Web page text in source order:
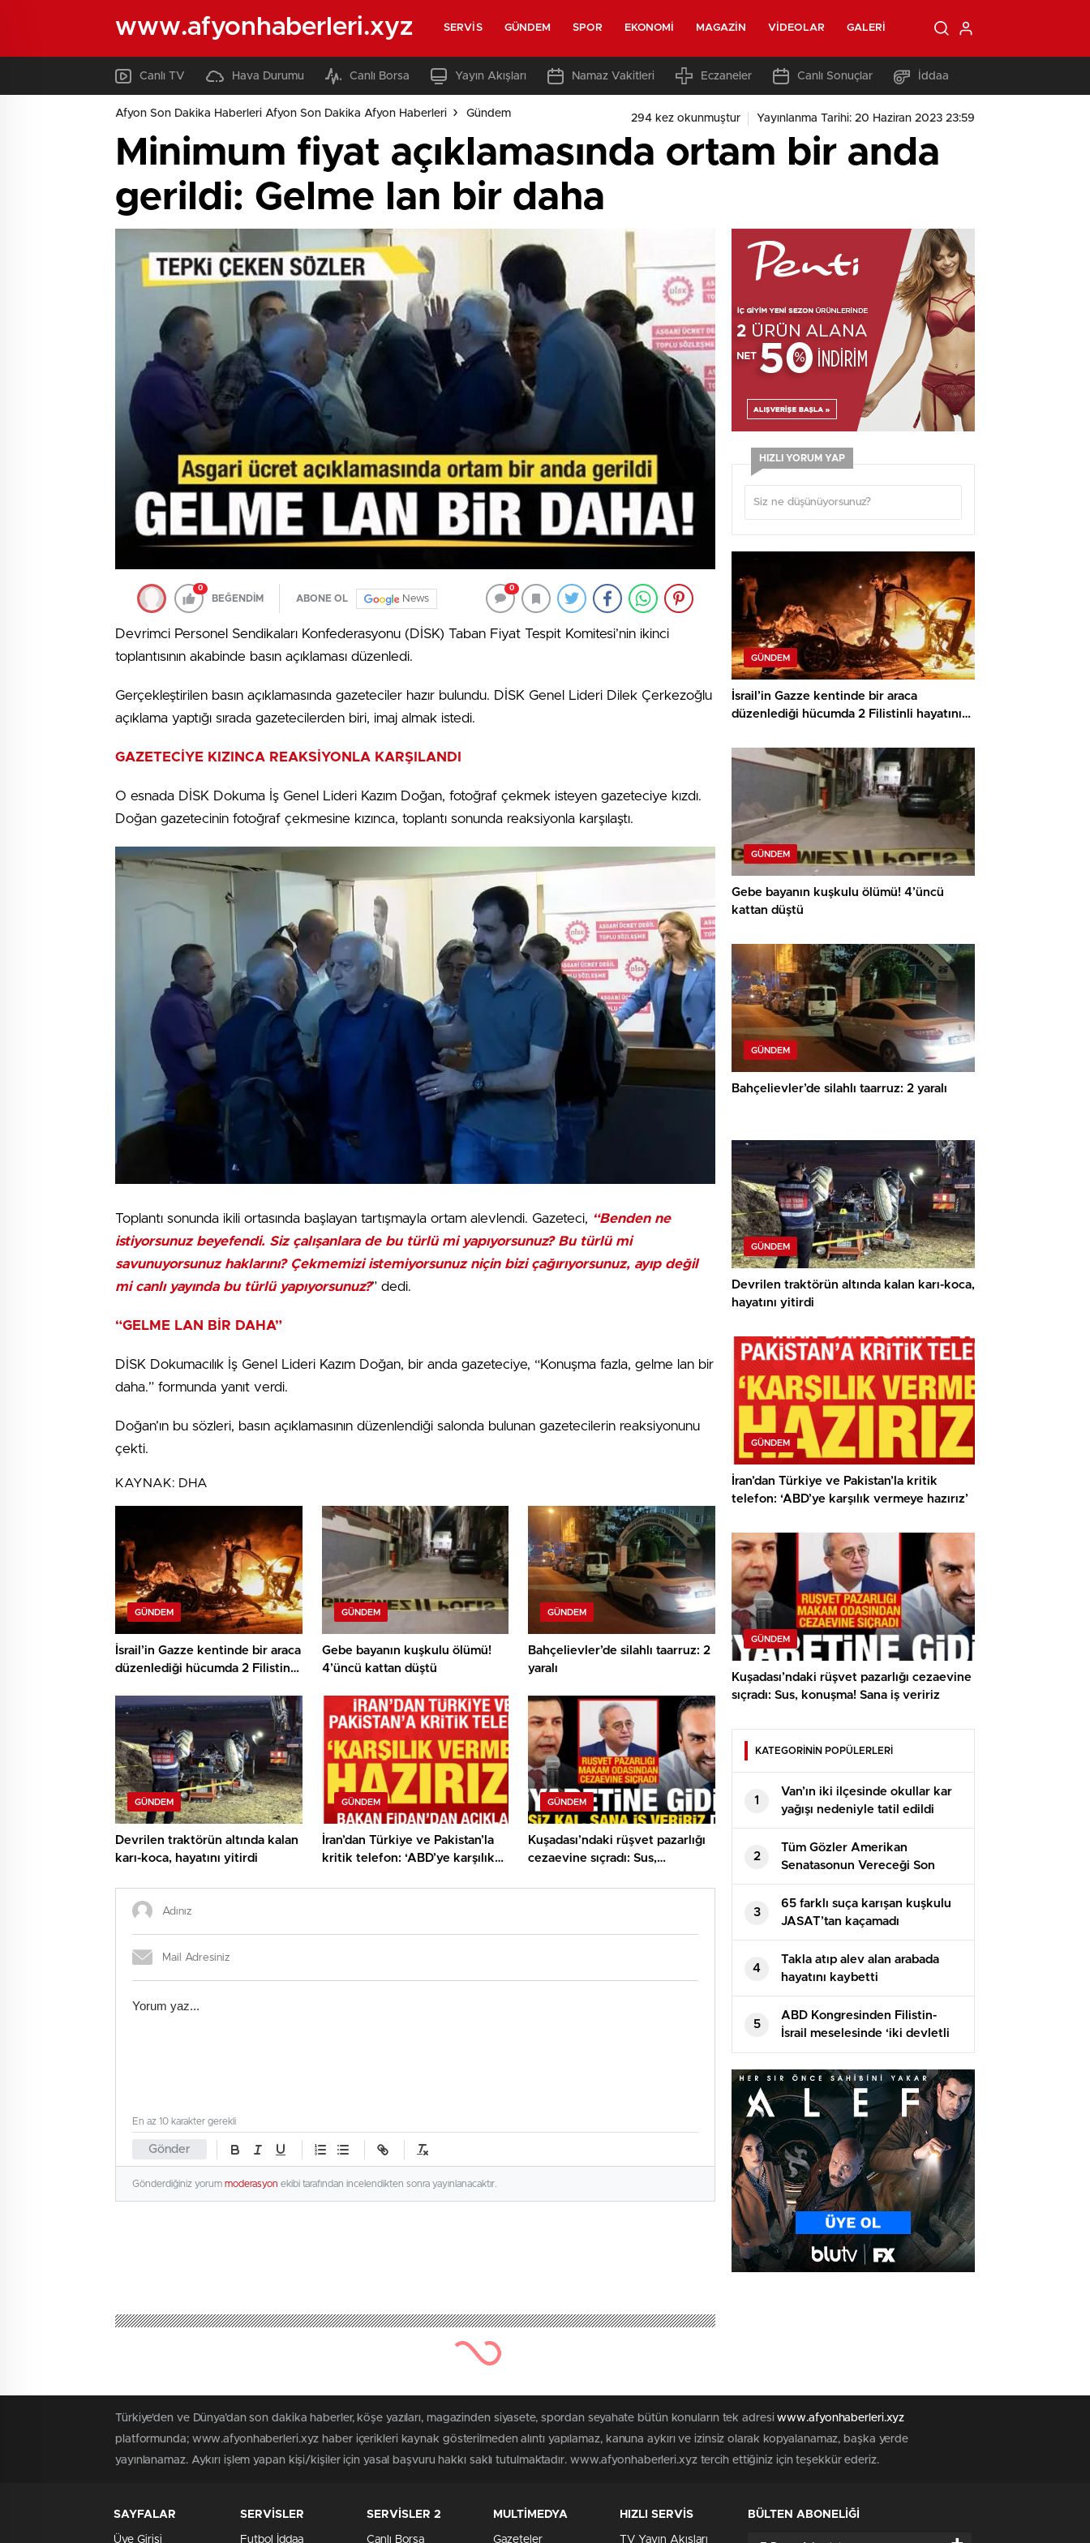
www.afyonhaberleri.xyz SERVIS GÜNDEM SPOR EKONOMI MAGAZIN VIDEOLAR GALERI
Canlı TV Hava Durumu Canlı Borsa Yayın Akışları Namaz Vakitleri Eczaneler Canlı Sonuçlar İddaa
Afyon Son Dakika Haberleri Afyon Son Dakika Afyon Haberleri Gündem 294 kez okunmuştur Yayınlanma Tarihi: 20 Haziran 2023 23:59
Minimum fiyat açıklamasında ortam bir anda
gerildi: Gelme lan bir daha
0
BEĞENDİM ABONE OL News
0
Devrimci Personel Sendikaları Konfederasyonu (DİSK) Taban Fiyat Tespit Komitesi’nin ikinci
toplantısının akabinde basın açıklaması düzenledi.
Gerçekleştirilen basın açıklamasında gazeteciler hazır bulundu. DİSK Genel Lideri Dilek Çerkezoğlu
açıklama yaptığı sırada gazetecilerden biri, imaj almak istedi.
GAZETECİYE KIZINCA REAKSİYONLA KARŞILANDI
O esnada DİSK Dokuma İş Genel Lideri Kazım Doğan, fotoğraf çekmek isteyen gazeteciye kızdı.
Doğan gazetecinin fotoğraf çekmesine kızınca, toplantı sonunda reaksiyonla karşılaştı.
Toplantı sonunda ikili ortasında başlayan tartışmayla ortam alevlendi. Gazeteci, “Benden ne
istiyorsunuz beyefendi. Siz çalışanlara de bu türlü mi yapıyorsunuz? Bu türlü mi
savunuyorsunuz haklarını? Çekmemizi istemiyorsunuz niçin bizi çağırıyorsunuz, ayıp değil
mi canlı yayında bu türlü yapıyorsunuz?” dedi.
“GELME LAN BİR DAHA”
DİSK Dokumacılık İş Genel Lideri Kazım Doğan, bir anda gazeteciye, “Konuşma fazla, gelme lan bir
daha.” formunda yanıt verdi.
Doğan’ın bu sözleri, basın açıklamasının düzenlendiği salonda bulunan gazetecilerin reaksiyonunu
çekti.
KAYNAK: DHA
GÜNDEM
İsrail’in Gazze kentinde bir araca
düzenlediği hücumda 2 Filistinli
GÜNDEM
Gebe bayanın kuşkulu ölümü!
4’üncü kattan düştü
GÜNDEM
Bahçelievler’de silahlı taarruz: 2
yaralı
GÜNDEM
Devrilen traktörün altında kalan
karı-koca, hayatını yitirdi
GÜNDEM
İran’dan Türkiye ve Pakistan’la
kritik telefon: ‘ABD’ye karşılık
GÜNDEM
Kuşadası’ndaki rüşvet pazarlığı
cezaevine sıçradı: Sus,
Gönder
En az 10 karakter gerekli
Gönderdiğiniz yorum moderasyon ekibi tarafından incelendikten sonra yayınlanacaktır.
HIZLI YORUM YAP
GÜNDEM
İsrail’in Gazze kentinde bir araca
düzenlediği hücumda 2 Filistinli hayatını
GÜNDEM
Gebe bayanın kuşkulu ölümü! 4’üncü
kattan düştü
GÜNDEM
Bahçelievler’de silahlı taarruz: 2 yaralı
GÜNDEM
Devrilen traktörün altında kalan karı-koca,
hayatını yitirdi
GÜNDEM
İran’dan Türkiye ve Pakistan’la kritik
telefon: ‘ABD’ye karşılık vermeye hazırız’
GÜNDEM
Kuşadası’ndaki rüşvet pazarlığı cezaevine
sıçradı: Sus, konuşma! Sana iş veririz
KATEGORİNİN POPÜLERLERİ
1
Van’ın iki ilçesinde okullar kar
yağışı nedeniyle tatil edildi
2
Tüm Gözler Amerikan
Senatasonun Vereceği Son
Kararda
3
65 farklı suça karışan kuşkulu
JASAT’tan kaçamadı
4
Takla atıp alev alan arabada
hayatını kaybetti
5
ABD Kongresinden Filistin-
İsrail meselesinde ‘iki devletli
çözüme’ destek
Türkiye'den ve Dünya’dan son dakika haberler, köşe yazıları, magazinden siyasete, spordan seyahate bütün konuların tek adresiwww.afyonhaberleri.xyz
platformunda; www.afyonhaberleri.xyz haber içerikleri kaynak gösterilmeden alıntı yapılamaz, kanuna aykırı ve izinsiz olarak kopyalanamaz, başka yerde
yayınlanamaz. Aykırı işlem yapan kişi/kişiler için yasal başvuru hakkı saklı tutulmaktadır. www.afyonhaberleri.xyz tercih ettiğiniz için teşekkür ederiz.
SAYFALAR
Üye Girişi
SERVİSLER
Futbol İddaa
SERVİSLER 2
Canlı Borsa
MULTİMEDYA
Gazeteler
HIZLI SERVİS
TV Yayın Akışları
BÜLTEN ABONELİĞİ